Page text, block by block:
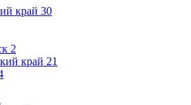
край 30
2
край 21